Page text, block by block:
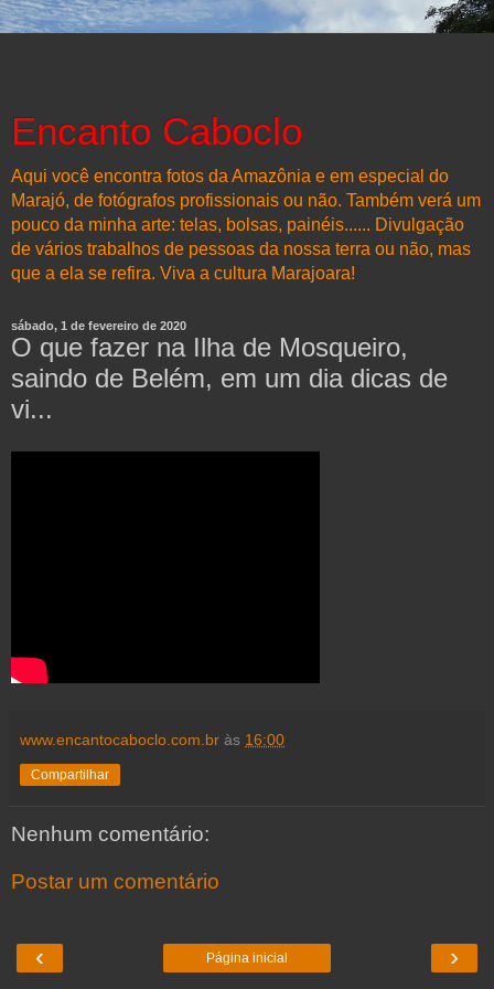
Encanto Caboclo
Aqui você encontra fotos da Amazônia e em especial do
Marajó, de fotógrafos profissionais ou não. Também verá um
pouco da minha arte: telas, bolsas, painéis...... Divulgação
de vários trabalhos de pessoas da nossa terra ou não, mas
que a ela se refira. Viva a cultura Marajoara!
sábado, 1 de fevereiro de 2020
O que fazer na Ilha de Mosqueiro,
saindo de Belém, em um dia dicas de
vi...
www.encantocaboclo.com.br às 16:00
Compartilhar
Nenhum comentário:
Postar um comentário
‹ ›
Página inicial